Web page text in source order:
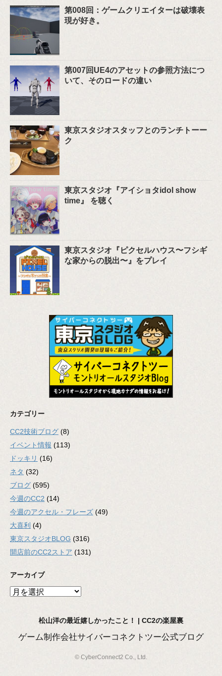
第008回：ゲームクリエイターは破壊表
現が好き。
第007回UE4のアセットの参照方法につ
いて、そのロードの違い
東京スタジオスタッフとのランチトーー
ク
東京スタジオ『アイショタidol show
time』 を聴く
東京スタジオ『ピクセルハウス〜フシギ
な家からの脱出〜』をプレイ
カテゴリー
CC2技術ブログ (8)
イベント情報 (113)
ドッキリ (16)
ネタ (32)
ブログ (595)
今週のCC2 (14)
今週のアクセル・フレーズ (49)
大喜利 (4)
東京スタジオBLOG (316)
開店前のCC2ストア (131)
アーカイブ
ア
松山洋の最近嬉しかったこと！ | CC2の楽屋裏
ゲーム制作会社サイバーコネクトツー公式ブログ
© CyberConnect2 Co., Ltd.